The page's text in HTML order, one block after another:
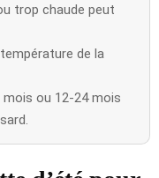
trop chaude peut
de la
ou 12-24 mois